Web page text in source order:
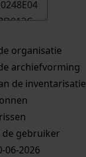
organisatie
archiefvorming
de inventarisatie
gebruiker
06-2026